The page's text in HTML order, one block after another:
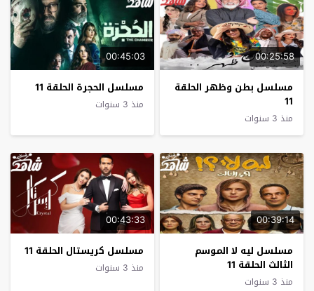
00:25:58
مسلسل بطن وظهر الحلقة
11
منذ 3 سنوات
00:45:03
مسلسل الحجرة الحلقة 11
منذ 3 سنوات
00:39:14
مسلسل ليه لا الموسم
الثالث الحلقة 11
منذ 3 سنوات
00:43:33
مسلسل كريستال الحلقة 11
منذ 3 سنوات